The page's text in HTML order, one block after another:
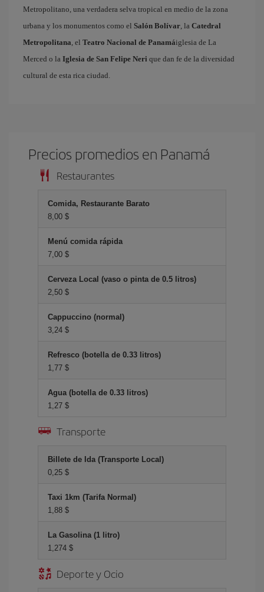
Metropolitano, una verdadera selva tropical en medio de la zona
urbana y los monumentos como el Salón Bolívar, la Catedral
Metropolitana, el Teatro Nacional de Panamáiglesia de La
Merced o la Iglesia de San Felipe Neri que dan fe de la diversidad
cultural de esta rica ciudad.
Precios promedios en Panamá
Restaurantes
Comida, Restaurante Barato
8,00 $
Menú comida rápida
7,00 $
Cerveza Local (vaso o pinta de 0.5 litros)
2,50 $
Cappuccino (normal)
3,24 $
Refresco (botella de 0.33 litros)
1,77 $
Agua (botella de 0.33 litros)
1,27 $
Transporte
Billete de Ida (Transporte Local)
0,25 $
Taxi 1km (Tarifa Normal)
1,88 $
La Gasolina (1 litro)
1,274 $
Deporte y Ocio